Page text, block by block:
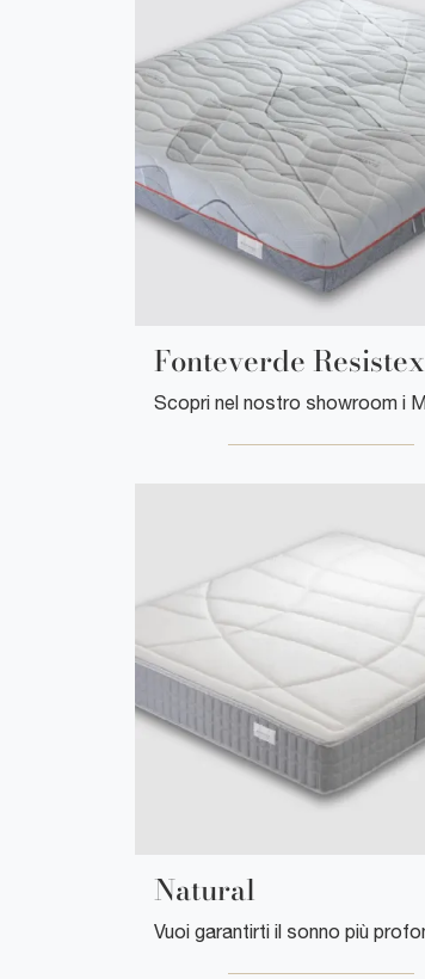
Fonteverde Resistex
Natural